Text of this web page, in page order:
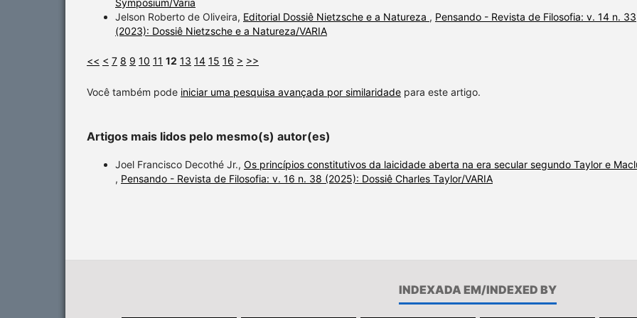
Symposium/Varia
Jelson Roberto de Oliveira, Editorial Dossiê Nietzsche e a Natureza , Pensando - Revista de Filosofia: v. 14 n. 33
(2023): Dossiê Nietzsche e a Natureza/VARIA
<< < 7 8 9 10 11 12 13 14 15 16 > >>
Você também pode iniciar uma pesquisa avançada por similaridade para este artigo.
Artigos mais lidos pelo mesmo(s) autor(es)
Joel Francisco Decothé Jr., Os princípios constitutivos da laicidade aberta na era secular segundo Taylor e
, Pensando - Revista de Filosofia: v. 16 n. 38 (2025): Dossiê Charles Taylor/VARIA
INDEXADA EM/INDEXED BY